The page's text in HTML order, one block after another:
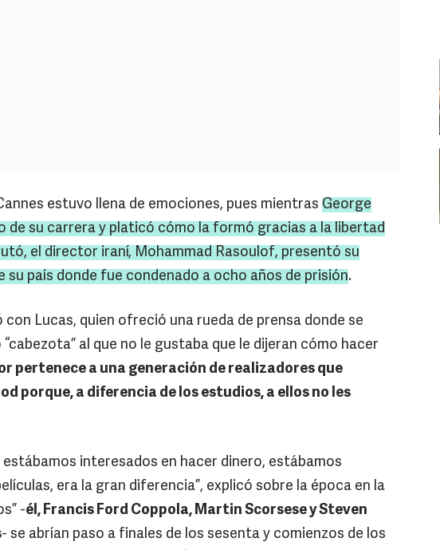
estuvo llena de emociones, pues mientras George
de su carrera y platicó cómo la formó gracias a la libertad
el director iraní, Mohammad Rasoulof, presentó su
su país donde fue condenado a ocho años de prisión.
con Lucas, quien ofreció una rueda de prensa donde se
al que no le gustaba que le dijeran cómo hacer
pertenece a una generación de realizadores que
porque, a diferencia de los estudios, a ellos no les
estábamos interesados en hacer dinero, estábamos
era la gran diferencia”, explicó sobre la época en la
-él, Francis Ford Coppola, Martin Scorsese y Steven
- se abrían paso a finales de los sesenta y comienzos de los